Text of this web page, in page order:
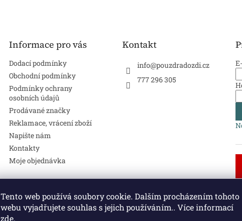
Tento web používá soubory cookie. Dalším procházením tohoto
webu vyjadřujete souhlas s jejich používáním.. Více informací
zde.
Informace pro vás
Dodací podmínky
Obchodní podmínky
Podmínky ochrany
osobních údajů
Prodávané značky
Reklamace, vrácení zboží
Napište nám
Kontakty
Moje objednávka
Kontakt
info@pouzdradozdi.cz
777 296 305
Dveřní kliky a kování Vodovodní baterie a dřezy Půdní